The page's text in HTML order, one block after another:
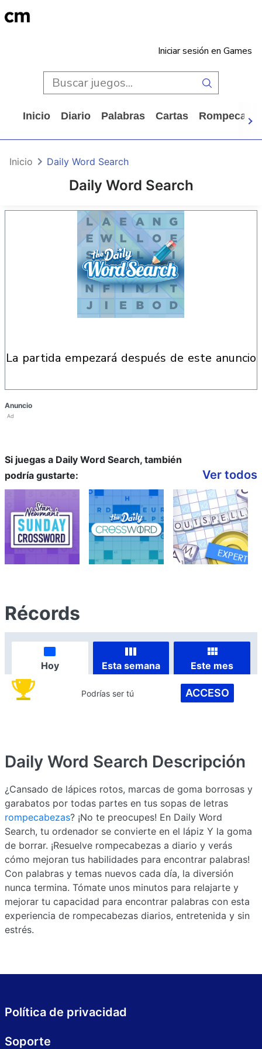
Iniciar sesión en Games
Inicio Diario Palabras Cartas
Daily Word Search
Inicio Daily Word Search
la partida empezará después de este anuncio
Anuncio
Ad
Si juegas a Daily Word Search, también
podría gustarte:
Ver todos
Récords
Hoy Esta semana Este mes
Podrías ser tú ACCESO
Daily Word Search Descripción
¿Cansado de lápices rotos, marcas de goma borrosas y
garabatos por todas partes en tus sopas de letras
rompecabezas? ¡No te preocupes! En Daily Word
Search, tu ordenador se convierte en el lápiz Y la goma
de borrar. ¡Resuelve rompecabezas a diario y verás
cómo mejoran tus habilidades para encontrar palabras!
Con palabras y temas nuevos cada día, la diversión
nunca termina. Tómate unos minutos para relajarte y
mejorar tu capacidad para encontrar palabras con esta
experiencia de rompecabezas diarios, entretenida y sin
estrés.
Política de privacidad
Soporte